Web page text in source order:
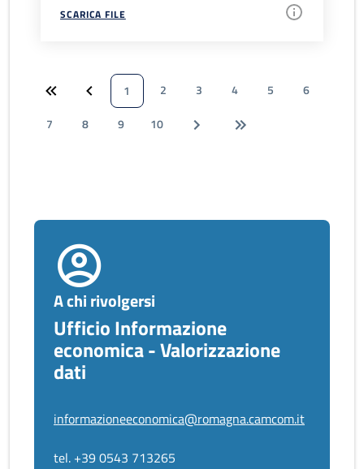
SCARICA FILE
1 2 3 4 5
6
7
8 9 10
A chi rivolgersi
Ufficio Informazione
economica - Valorizzazione
dati
informazioneeconomica@romagna.camcom.it
tel. +39 0543 713265